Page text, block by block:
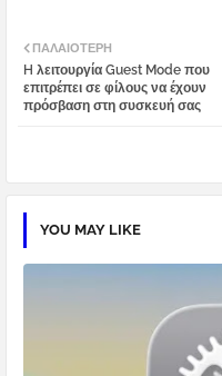
ΠΑΛΑΙΌΤΕΡΗ
H λειτουργία Guest Mode που
επιτρέπει σε φίλους να έχουν
πρόσβαση στη συσκευή σας
YOU MAY LIKE